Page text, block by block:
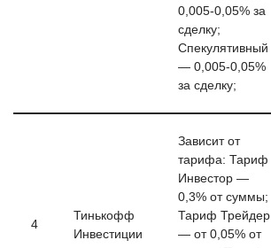
0,005-0,05% за
сделку;
Спекулятивный
— 0,005-0,05%
за сделку;
4
Тинькофф
Инвестиции
Зависит от
тарифа: Тариф
Инвестор —
0,3% от суммы;
Тариф Трейдер
— от 0,05% от